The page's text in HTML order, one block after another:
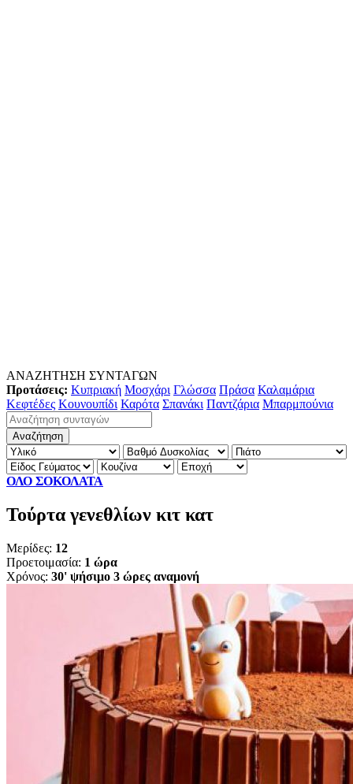
ΑΝΑΖΗΤΗΣΗ ΣΥΝΤΑΓΩΝ
Προτάσεις: Κυπριακή Μοσχάρι Γλώσσα Πράσα Καλαμάρια
Κεφτέδες Κουνουπίδι Καρότα Σπανάκι Παντζάρια Μπαρμπούνια
ΟΛΟ ΣΟΚΟΛΑΤΑ
Τούρτα γενεθλίων κιτ κατ
Μερίδες: 12
Προετοιμασία: 1 ώρα
Χρόνος: 30' ψήσιμο 3 ώρες αναμονή